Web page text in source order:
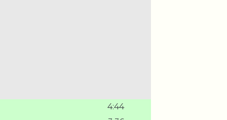
4:44